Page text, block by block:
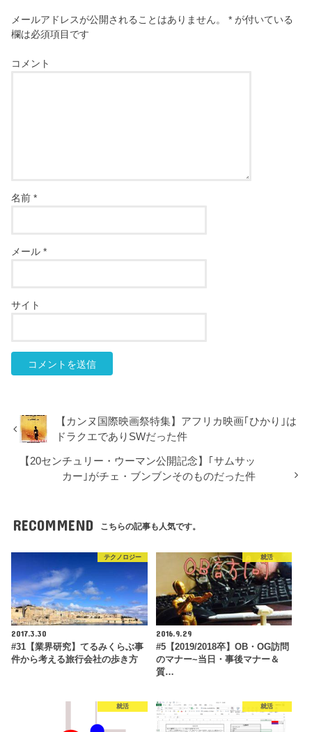
メールアドレスが公開されることはありません。 * が付いている
欄は必須項目です
コメント
名前*
メール*
サイト
【カンヌ国際映画祭特集】アフリカ映画｢ひかり｣は
ドラクエでありSWだった件
【20センチュリー・ウーマン公開記念】｢サムサッ
カー｣がチェ・ブンブンそのものだった件
RECOMMEND こちらの記事も人気です。
テクノロジー
2017.3.30
#31【業界研究】てるみくらぶ事
件から考える旅行会社の歩き方
就活
2016.9.29
#5【2019/2018卒】OB・OG訪問
のマナー~当日・事後マナー＆
質…
就活 就活